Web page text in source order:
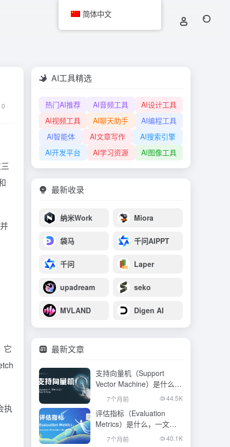
0
它
执
AI工具精选
热门AI推荐 AI音频工具
AI设计工具
AI视频工具
AI聊天助手
AI编程工具
AI智能体
AI文章写作
AI搜索引擎
AI开发平台
AI学习资源 AI图像工具
最新收录
纳米Work Miora
袋马 千问AIPPT
千问 Laper
upadream seko
MVLAND Digen AI
最新文章
支持向量机（Support
Vector Machine）是什么，
一文看懂
7个月前 44.5K
评估指标（Evaluation
Metrics）是什么，一文看
7个月前 40.1K
简体中文